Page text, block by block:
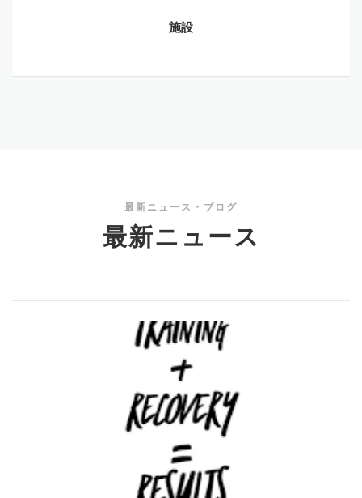
施設
最新ニュース・ブログ
最新ニュース